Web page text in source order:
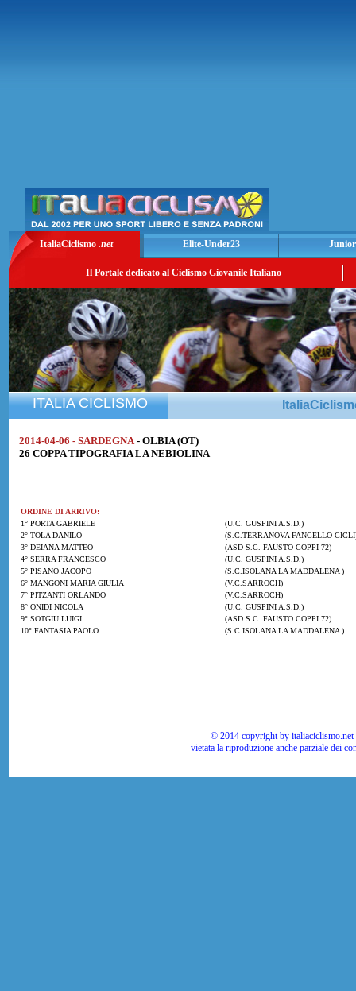
ItaliaCiclismo .net Elite-Under23
Il Portale dedicato al Ciclismo Giovanile Italiano
ITALIA CICLISMO
2014-04-06 - SARDEGNA - OLBIA (OT)
26 COPPA TIPOGRAFIA LA NEBIOLINA
ORDINE DI ARRIVO:
1° PORTA GABRIELE
(U.C. GUSPINI A.S.D.)
2° TOLA DANILO
(S.C.TERRANOVA FANCELLO
3° DEIANA MATTEO
(ASD S.C. FAUSTO COPPI 72)
4° SERRA FRANCESCO
(U.C. GUSPINI A.S.D.)
5° PISANO JACOPO
(S.C.ISOLANA LA MADDALENA )
6° MANGONI MARIA GIULIA
(V.C.SARROCH)
7° PITZANTI ORLANDO
(V.C.SARROCH)
8° ONIDI NICOLA
(U.C. GUSPINI A.S.D.)
9° SOTGIU LUIGI
(ASD S.C. FAUSTO COPPI 72)
10° FANTASIA PAOLO
(S.C.ISOLANA LA MADDALENA )
© 2014 copyright by
vietata la riproduzione anche parziale dei